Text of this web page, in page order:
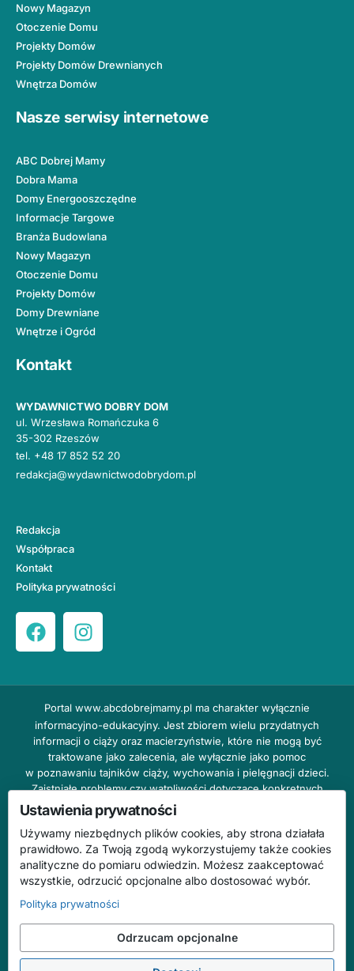
Nowy Magazyn
Otoczenie Domu
Projekty Domów
Projekty Domów Drewnianych
Wnętrza Domów
Nasze serwisy internetowe
ABC Dobrej Mamy
Dobra Mama
Domy Energooszczędne
Informacje Targowe
Branża Budowlana
Nowy Magazyn
Otoczenie Domu
Projekty Domów
Domy Drewniane
Wnętrze i Ogród
Kontakt
WYDAWNICTWO DOBRY DOM
ul. Wrzesława Romańczuka 6
35-302 Rzeszów
tel. +48 17 852 52 20
redakcja@wydawnictwodobrydom.pl
Redakcja
Współpraca
Kontakt
Polityka prywatności
Portal www.abcdobrejmamy.pl ma charakter wyłącznie
informacyjno-edukacyjny. Jest zbiorem wielu przydatnych
informacji o ciąży oraz macierzyństwie, które nie mogą być
traktowane jako zalecenia, ale wyłącznie jako pomoc
w poznawaniu tajników ciąży, wychowania i pielęgnacji dzieci.
Zaistniałe problemy czy wątpliwości dotyczące konkretnych
przypadków należy bezzwłocznie konsultować z prowadzącym
lekarzem ginekologiem lub innym stosownym specjalistą w danej
dziedzinie. DOBRY DOM nie odpowiada za treść reklam,
nie ponosi również żadnych konsekwencji prawnych ani
odpowiedzialności za następstwa mogące wyniknąć na skutek
zastosowania podanych informacji bez wcześniejszej konsultacji
Na stronie abcdobrejmamy.pl mogą występować wpisy
o charakterze reklamowym.
Ustawienia prywatności
Używamy niezbędnych plików cookies, aby strona działała
prawidłowo. Za Twoją zgodą wykorzystujemy także cookies
analityczne do pomiaru odwiedzin. Możesz zaakceptować
wszystkie, odrzucić opcjonalne albo dostosować wybór.
Polityka prywatności
Odrzucam opcjonalne